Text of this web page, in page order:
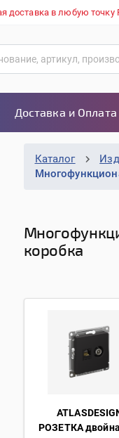
доставка в любую точку
Доставка и Оплата
Каталог
коробка
РОЗЕТКА